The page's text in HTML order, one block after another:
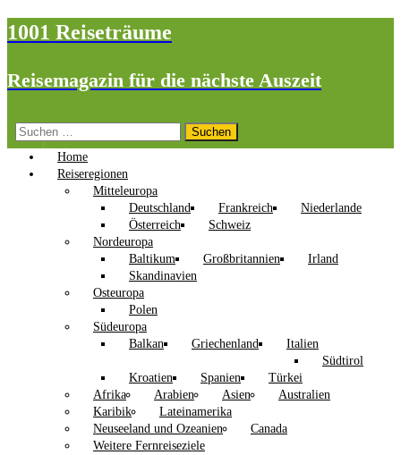
1001 Reiseträume
Reisemagazin für die nächste Auszeit
Suchen
nach:
Home
Reiseregionen
Mitteleuropa
Deutschland
Frankreich
Niederlande
Österreich
Schweiz
Nordeuropa
Baltikum
Großbritannien
Irland
Skandinavien
Osteuropa
Polen
Südeuropa
Balkan
Griechenland
Italien
Südtirol
Kroatien
Spanien
Türkei
Afrika
Arabien Asien
Australien
Karibik
Lateinamerika
Neuseeland und Ozeanien
Canada
Weitere Fernreiseziele